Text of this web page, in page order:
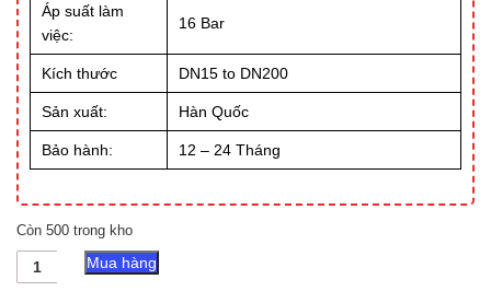
Áp suất làm
việc:
16 Bar
Kích thước DN15 to DN200
Sản xuất: Hàn Quốc
Bảo hành: 12 – 24 Tháng
Còn 500 trong kho
Van
Bi
Mua hàng